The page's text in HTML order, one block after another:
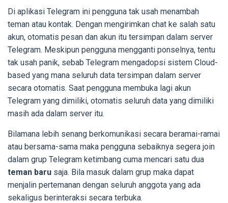
Di aplikasi Telegram ini pengguna tak usah menambah
teman atau kontak. Dengan mengirimkan chat ke salah satu
akun, otomatis pesan dan akun itu tersimpan dalam server
Telegram. Meskipun pengguna mengganti ponselnya, tentu
tak usah panik, sebab Telegram mengadopsi sistem Cloud-
based yang mana seluruh data tersimpan dalam server
secara otomatis. Saat pengguna membuka lagi akun
Telegram yang dimiliki, otomatis seluruh data yang dimiliki
masih ada dalam server itu.
Bilamana lebih senang berkomunikasi secara beramai-ramai
atau bersama-sama maka pengguna sebaiknya segera join
dalam grup Telegram ketimbang cuma mencari satu dua
teman baru saja. Bila masuk dalam grup maka dapat
menjalin pertemanan dengan seluruh anggota yang ada
sekaligus berinteraksi secara terbuka.